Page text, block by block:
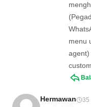
menu
agent)
Hermawan 35